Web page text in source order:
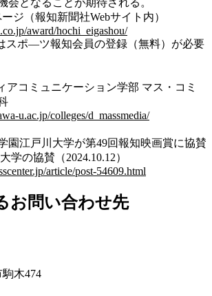
ジ（報知新聞社Webサイト内）
award/hochi_eigashou/
ポ―ツ報知会員の登録（無料）が必要
アコミュニケーション学部 マス・コミ
u.ac.jp/colleges/d_massmedia/
園江戸川大学が第49回報知映画賞に協賛
の協賛（2024.10.12）
article/post-54609.html
お問い合わせ先
木474